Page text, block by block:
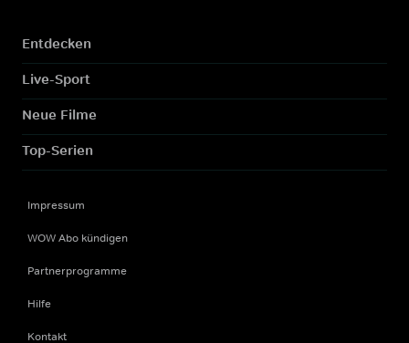
Entdecken
Live-Sport
Neue Filme
Top-Serien
Impressum
WOW Abo kündigen
Partnerprogramme
Hilfe
Kontakt